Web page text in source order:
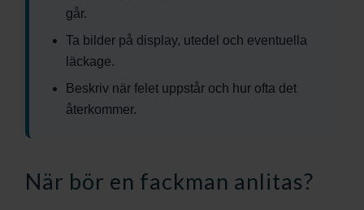
går.
Ta bilder på display, utedel och eventuella
läckage.
Beskriv när felet uppstår och hur ofta det
återkommer.
När bör en fackman anlitas?